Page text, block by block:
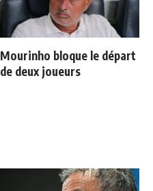
Mourinho bloque le départ
de deux joueurs